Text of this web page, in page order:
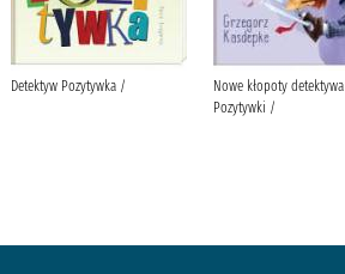
Detektyw Pozytywka /
Nowe kłopoty detektywa
Pozytywki /